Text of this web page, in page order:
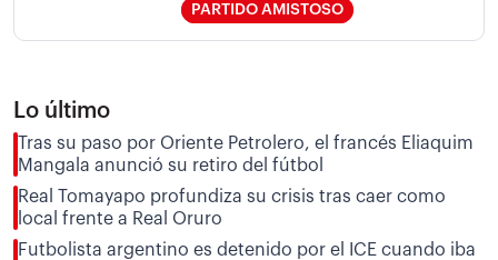
PARTIDO AMISTOSO
Lo último
Tras su paso por Oriente Petrolero, el francés Eliaquim
Mangala anunció su retiro del fútbol
Real Tomayapo profundiza su crisis tras caer como
local frente a Real Oruro
Futbolista argentino es detenido por el ICE cuando iba